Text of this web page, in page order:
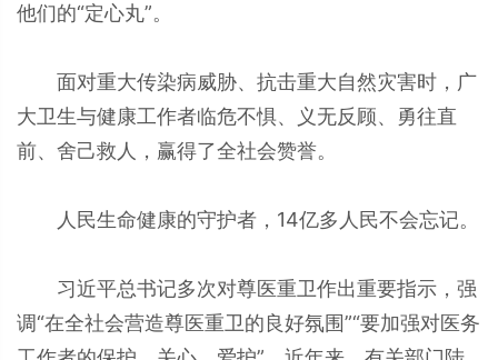
他们的“定心丸”。
面对重大传染病威胁、抗击重大自然灾害时，广
大卫生与健康工作者临危不惧、义无反顾、勇往直
前、舍己救人，赢得了全社会赞誉。
人民生命健康的守护者，14亿多人民不会忘记。
习近平总书记多次对尊医重卫作出重要指示，强
调“在全社会营造尊医重卫的良好氛围”“要加强对医务